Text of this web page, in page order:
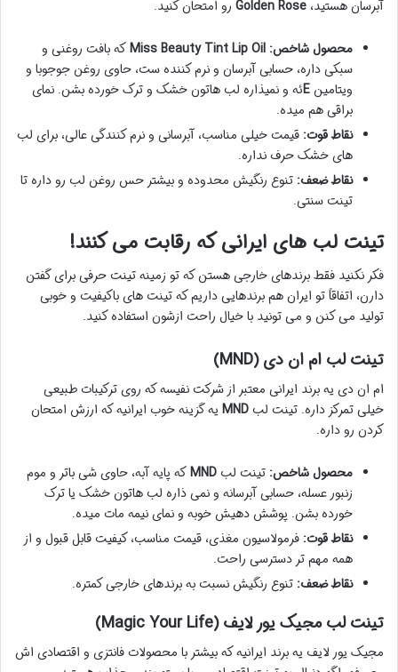
آبرسان هستید، Golden Rose رو امتحان کنید.
محصول شاخص: Miss Beauty Tint Lip Oilکه بافت روغنی و
سبکی داره، حسابی آبرسان و نرم کننده ست، حاوی روغن جوجوبا و
ویتامینEئه و نمیذاره لب هاتون خشک و ترک خورده بشن. نمای
براقی هم میده.
نقاط قوت: قیمت خیلی مناسب، آبرسانی و نرم کنندگی عالی، برای لب
های خشک حرف نداره.
نقاط ضعف: تنوع رنگیش محدوده و بیشتر حس روغن لب رو داره تا
تینت سنتی.
تینت لب های ایرانی که رقابت می کنند!
فکر نکنید فقط برندهای خارجی هستن که تو زمینه تینت حرفی برای گفتن
دارن، اتفاقاً تو ایران هم برندهایی داریم که تینت های باکیفیت و خوبی
تولید می کنن و می تونید با خیال راحت ازشون استفاده کنید.
تینت لب ام ان دی (MND)
ام ان دی یه برند ایرانی معتبر از شرکت نفیسه که روی ترکیبات طبیعی
خیلی تمرکز داره. تینت لبMNDیه گزینه خوب ایرانیه که ارزش امتحان
کردن رو داره.
محصول شاخص: تینت لبMNDکه پایه آبه، حاوی شی باتر و موم
زنبور عسله، حسابی آبرسانه و نمی ذاره لب هاتون خشک یا ترک
خورده بشن. پوشش دهیش خوبه و نمای نیمه مات میده.
نقاط قوت: فرمولاسیون مغذی، قیمت مناسب، کیفیت قابل قبول و از
همه مهم تر دسترسی راحت.
نقاط ضعف: تنوع رنگیش نسبت به برندهای خارجی کمتره.
تینت لب مجیک یور لایف (Magic Your Life)
مجیک یور لایف یه برند ایرانیه که بیشتر با محصولات فانتزی و اقتصادی اش